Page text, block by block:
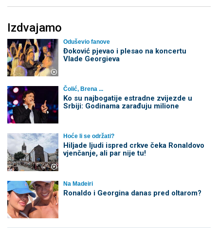
Izdvajamo
Oduševio fanove
Đoković pjevao i plesao na koncertu
Vlade Georgieva
Čolić, Brena ...
Ko su najbogatije estradne zvijezde u
Srbiji: Godinama zarađuju milione
Hoće li se održati?
Hiljade ljudi ispred crkve čeka Ronaldovo
vjenčanje, ali par nije tu!
Na Madeiri
Ronaldo i Georgina danas pred oltarom?